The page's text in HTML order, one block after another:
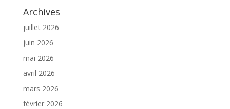
Archives
juillet 2026
juin 2026
mai 2026
avril 2026
mars 2026
février 2026